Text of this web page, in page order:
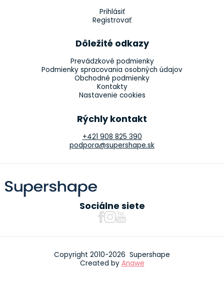
Prihlásiť
Registrovať
Dôležité odkazy
Prevádzkové podmienky
Podmienky spracovania osobných údajov
Obchodné podmienky
Kontakty
Nastavenie cookies
Rýchly kontakt
+421 908 825 390
podpora@supershape.sk
Sociálne siete
Copyright 2010-2026 Supershape
Created by Anawe